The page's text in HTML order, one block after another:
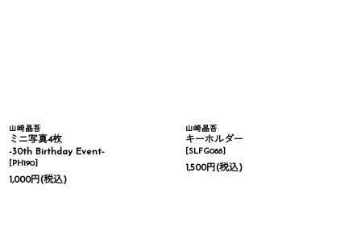
山崎晶吾
ミニ写真4枚
-30th Birthday Event-
[PH190]
1,000円(税込)
山崎晶吾
キーホルダー
[SLFG088]
1,500円(税込)